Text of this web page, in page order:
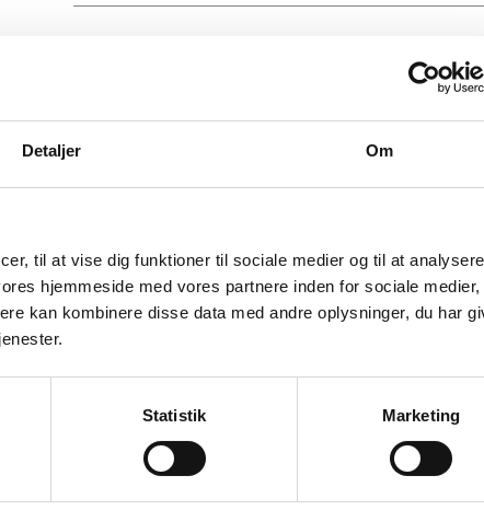
Detaljer Om
til at vise dig funktioner til sociale medier og til at analysere
hjemmeside med vores partnere inden for sociale medier,
kan kombinere disse data med andre oplysninger, du har
Statistik Marketing
★ Anmeldt til 5/5★
ANMELDT TIL 5/5★ 1-3 DAGES LEVERING